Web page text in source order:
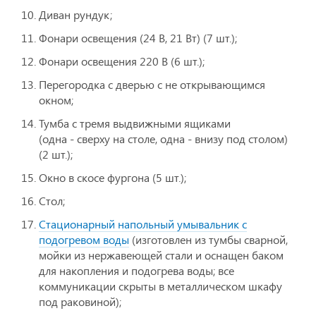
Диван рундук;
Фонари освещения (24 В, 21 Вт) (7 шт.);
Фонари освещения 220 В (6 шт.);
Перегородка с дверью с не открывающимся
окном;
Тумба с тремя выдвижными ящиками
(одна - сверху на столе, одна - внизу под столом)
(2 шт.);
Окно в скосе фургона (5 шт.);
Стол;
Стационарный напольный умывальник с
подогревом воды (изготовлен из тумбы сварной,
мойки из нержавеющей стали и оснащен баком
для накопления и подогрева воды; все
коммуникации скрыты в металлическом шкафу
под раковиной);